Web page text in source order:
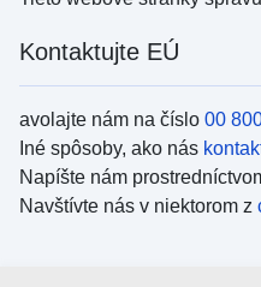
Kontaktujte EÚ
avolajte nám na číslo 00
Iné spôsoby, ako nás
Napíšte nám
Navštívte nás v niektorom z